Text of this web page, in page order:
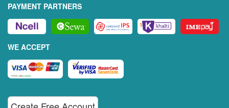
PAYMENT PARTNERS
WE ACCEPT